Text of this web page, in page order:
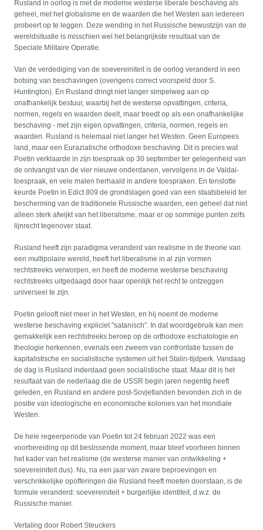
Rusland in oorlog is met de moderne westerse liberale beschaving als
geheel, met het globalisme en de waarden die het Westen aan iedereen
probeert op te leggen. Deze wending in het Russische bewustzijn van de
wereldsituatie is misschien wel het belangrijkste resultaat van de
Speciale Militaire Operatie.
Van de verdediging van de soevereiniteit is de oorlog veranderd in een
botsing van beschavingen (overigens correct voorspeld door S.
Huntington). En Rusland dringt niet langer simpelweg aan op
onafhankelijk bestuur, waarbij het de westerse opvattingen, criteria,
normen, regels en waarden deelt, maar treedt op als een onafhankelijke
beschaving - met zijn eigen opvattingen, criteria, normen, regels en
waarden. Rusland is helemaal niet langer het Westen. Geen Europees
land, maar een Euraziatische orthodoxe beschaving. Dit is precies wat
Poetin verklaarde in zijn toespraak op 30 september ter gelegenheid van
de ontvangst van de vier nieuwe onderdanen, vervolgens in de Valdai-
toespraak, en vele malen herhaald in andere toespraken. En tenslotte
keurde Poetin in Edict 809 de grondslagen goed van een staatsbeleid ter
bescherming van de traditionele Russische waarden, een geheel dat niet
alleen sterk afwijkt van het liberalisme, maar er op sommige punten zelfs
lijnrecht tegenover staat.
Rusland heeft zijn paradigma veranderd van realisme in de theorie van
een multipolaire wereld, heeft het liberalisme in al zijn vormen
rechtstreeks verworpen, en heeft de moderne westerse beschaving
rechtstreeks uitgedaagd door haar openlijk het recht te ontzeggen
universeel te zijn.
Poetin gelooft niet meer in het Westen, en hij noemt de moderne
westerse beschaving expliciet "satanisch". In dat woordgebruik kan men
gemakkelijk een rechtstreeks beroep op de orthodoxe eschatologie en
theologie herkennen, evenals een zweem van confrontatie tussen de
kapitalistische en socialistische systemen uit het Stalin-tijdperk. Vandaag
de dag is Rusland inderdaad geen socialistische staat. Maar dit is het
resultaat van de nederlaag die de USSR begin jaren negentig heeft
geleden, en Rusland en andere post-Sovjetlanden bevonden zich in de
positie van ideologische en economische kolonies van het mondiale
Westen.
De hele regeerperiode van Poetin tot 24 februari 2022 was een
voorbereiding op dit beslissende moment, maar bleef voorheen binnen
het kader van het realisme (de westerse manier van ontwikkeling +
soevereiniteit dus). Nu, na een jaar van zware beproevingen en
verschrikkelijke opofferingen die Rusland heeft moeten doorstaan, is de
formule veranderd: soevereiniteit + burgerlijke identiteit, d.w.z. de
Russische manier.
Vertaling door Robert Steuckers